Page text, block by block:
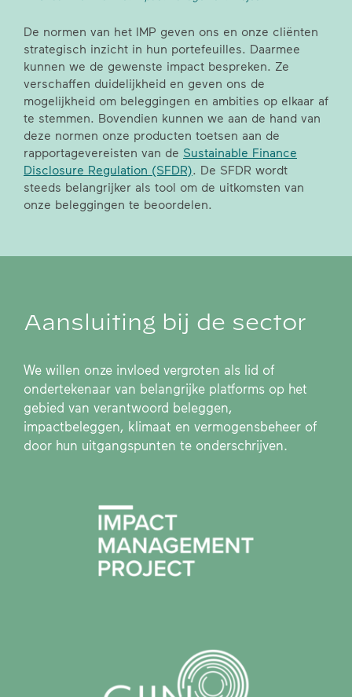
De normen van het IMP geven ons en onze cliënten
strategisch inzicht in hun portefeuilles. Daarmee
kunnen we de gewenste impact bespreken. Ze
verschaffen duidelijkheid en geven ons de
mogelijkheid om beleggingen en ambities op elkaar af
te stemmen. Bovendien kunnen we aan de hand van
deze normen onze producten toetsen aan de
rapportagevereisten van de Sustainable Finance
Disclosure Regulation (SFDR). De SFDR wordt
steeds belangrijker als tool om de uitkomsten van
onze beleggingen te beoordelen.
Aansluiting bij de sector
We willen onze invloed vergroten als lid of
ondertekenaar van belangrijke platforms op het
gebied van verantwoord beleggen,
impactbeleggen, klimaat en vermogensbeheer of
door hun uitgangspunten te onderschrijven.